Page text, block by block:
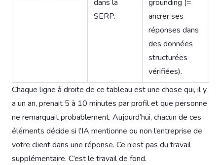
dans la
SERP.
grounding (=
ancrer ses
réponses dans
des données
structurées
vérifiées).
Chaque ligne à droite de ce tableau est une chose qui, il y
a un an, prenait 5 à 10 minutes par profil et que personne
ne remarquait probablement. Aujourd’hui, chacun de ces
éléments décide si l’IA mentionne ou non l’entreprise de
votre client dans une réponse. Ce n’est pas du travail
supplémentaire. C’est le travail de fond.